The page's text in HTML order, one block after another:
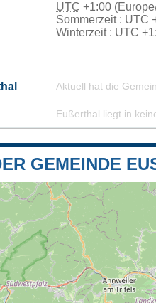
UTC +1:00
Sommerzeit : UTC
Winterzeit : UTC
Aktuell hat die
Eußerthal liegt in
GEMEINDE